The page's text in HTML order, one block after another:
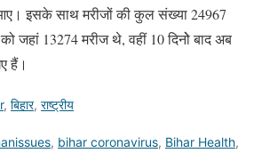
इसके साथ मरीजों की कुल संख्या 24967
जहां 13274 मरीज थे, वहीं 10 दिनोे बाद अब
हैं।
, बिहार, राष्ट्रीय
, bihar coronavirus, Bihar Health,